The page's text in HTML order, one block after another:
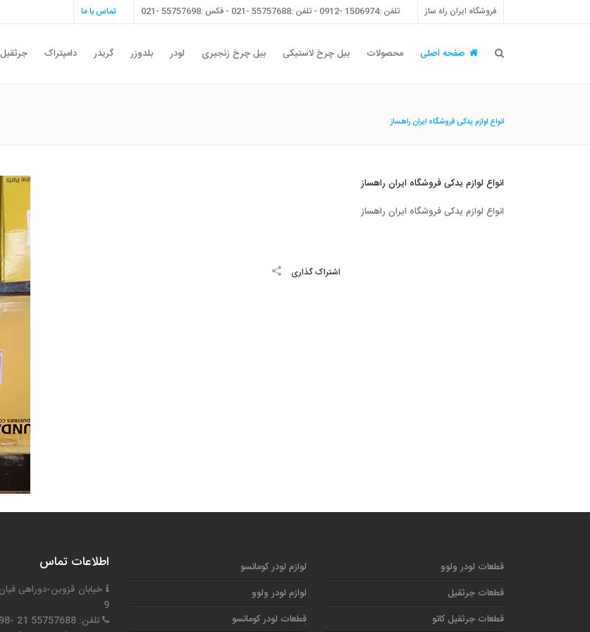
تماس با ما تلفن :1506974 -0912 - تلفن :55757688 -021 - فکس :55757698 -021 فروشگاه ایران راه ساز
جرثقیل دامپتراک گریدر بلدوزر لودر بیل چرخ زنجیری بیل چرخ لاستیکی محصولات صفحه اصلی
انواع لوازم یدکی فروشگاه ایران راهساز
انواع لوازم یدکی فروشگاه ایران راهساز
انواع لوازم یدکی فروشگاه ایران راهساز
اشتراک گذاری
اطلاعات تماس
خیابان قزوین-دوراهی
9
تلفن: 55757688 21 -98+
لوازم لودر کوماتسو
لوازم لودر ولوو
قطعات لودر کوماتسو
قطعات لودر ولوو
قطعات جرثقیل
قطعات جرثقیل کاتو